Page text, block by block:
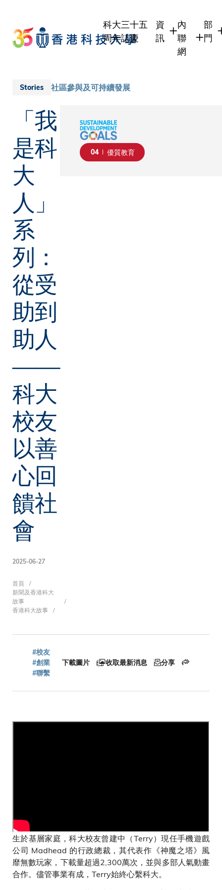
main
content
科大三十五
周年誌慶
資
訊
內
聯
網
部
門
Stories 社區參與及可持續發展
「我
是科
大
人」
系
列：
從受
助到
助人
——
科大
校友
以善
心回
饋社
會
2025-06-27
導
航
連
結
首頁
新聞及香港科大
故事
香港科大故事
04 優質教育
#校友
#創業
#聯繫
下載圖片 收取最新消息 分享
生於基層家庭，科大校友曾建中（Terry）現任手機遊戲
公司 Madhead 的行政總裁，其代表作《神魔之塔》風
靡無數玩家，下載量超過2,300萬次，並與多部人氣動畫
合作。儘管事業有成，Terry始終心繫科大。